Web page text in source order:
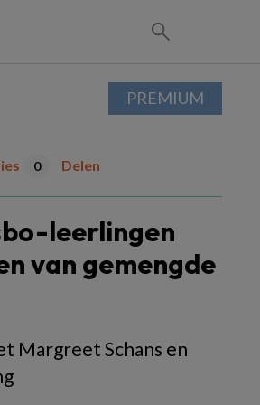
0 Delen
leerlingen
van gemengde
Margreet Schans en
PREMIUM